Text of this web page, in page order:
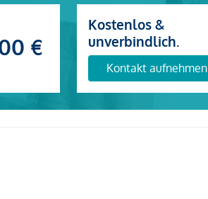
€
Kostenlos &
unverbindlich.
Kontakt aufnehmen